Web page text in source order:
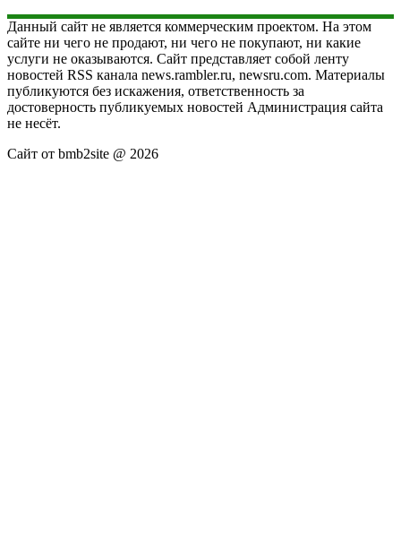
Данный сайт не является коммерческим проектом. На этом
сайте ни чего не продают, ни чего не покупают, ни какие
услуги не оказываются. Сайт представляет собой ленту
новостей RSS канала news.rambler.ru, newsru.com. Материалы
публикуются без искажения, ответственность за
достоверность публикуемых новостей Администрация сайта
не несёт.
Сайт от bmb2site @ 2026